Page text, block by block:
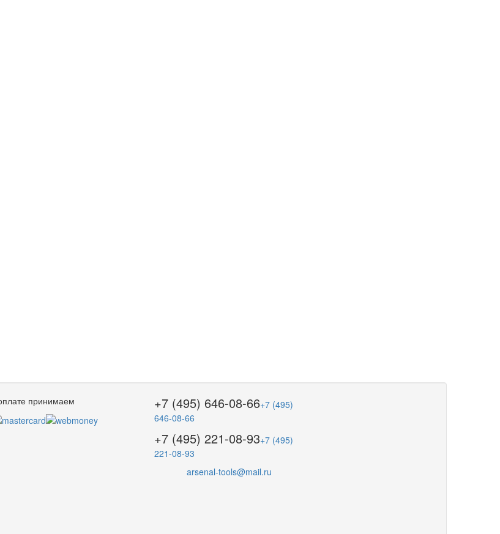
принимаем +7 (495) 646-08-66+7 (495)
646-08-66
+7 (495) 221-08-93+7 (495)
221-08-93
arsenal-tools@mail.ru